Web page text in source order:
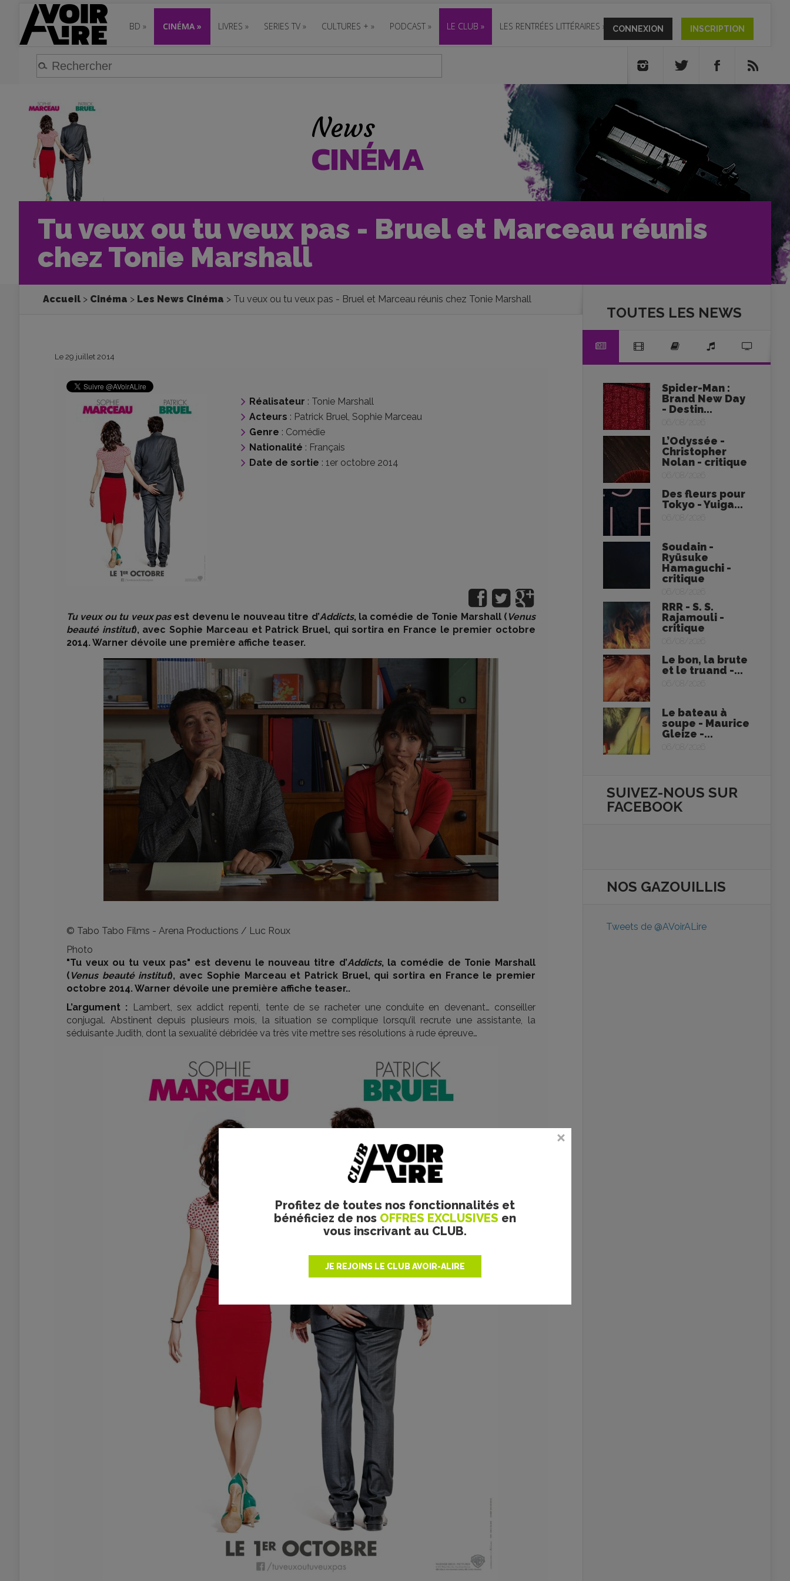
BD » CINÉMA » LIVRES » SERIES TV » CULTURES + » PODCAST » LE CLUB » LES RENTRÉES LITTÉRAIRES » CONNEXION INSCRIPTION
Profitez de toutes nos fonctionnalités et
bénéficiez de nos OFFRES EXCLUSIVES en
vous inscrivant au CLUB.
JE REJOINS LE CLUB AVOIR-ALIRE
News
CINÉMA
Tu veux ou tu veux pas - Bruel et Marceau réunis
chez Tonie Marshall
Accueil Cinéma Les News Cinéma Tu veux ou tu veux pas - Bruel et Marceau réunis chez Tonie Marshall
Le 29 juillet 2014
Réalisateur : Tonie Marshall
Acteurs : Patrick Bruel, Sophie Marceau
Genre : Comédie
Nationalité : Français
Date de sortie : 1er octobre 2014
Tu veux ou tu veux pasest devenu le nouveau titre d’Addicts, la comédie de Tonie Marshall ( Venus
beauté institut), avec Sophie Marceau et Patrick Bruel, qui sortira en France le premier octobre
2014. Warner dévoile une première affiche teaser.
© Tabo Tabo Films - Arena Productions / Luc Roux
Photo
"Tu veux ou tu veux pas" est devenu le nouveau titre d’Addicts, la comédie de Tonie Marshall
( Venus beauté institut), avec Sophie Marceau et Patrick Bruel, qui sortira en France le premier
octobre 2014. Warner dévoile une première affiche teaser..
L’argument : Lambert, sex addict repenti, tente de se racheter une conduite en devenant… conseiller
conjugal. Abstinent depuis plusieurs mois, la situation se complique lorsqu’il recrute une assistante, la
séduisante Judith, dont la sexualité débridée va très vite mettre ses résolutions à rude épreuve…
TOUTES LES NEWS
Spider-Man :
Brand New Day
- Destin...
06/08/2026
L’Odyssée -
Christopher
Nolan - critique
06/08/2026
Des fleurs pour
Tokyo - Yuiga...
06/08/2026
Soudain -
Ryūsuke
Hamaguchi -
critique
06/08/2026
RRR - S. S.
Rajamouli -
critique
06/08/2026
Le bon, la brute
et le truand -...
06/08/2026
Le bateau à
soupe - Maurice
Gleize -...
06/08/2026
SUIVEZ-NOUS SUR
FACEBOOK
NOS GAZOUILLIS
Tweets de @AVoirALire